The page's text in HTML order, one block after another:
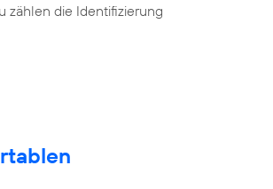
zählen die Identifizierung